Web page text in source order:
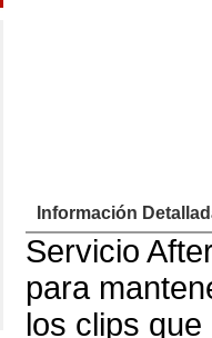
Información
Servicio
para
los clips